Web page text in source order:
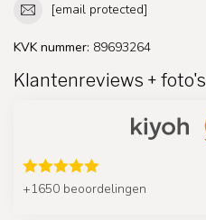
[email protected]
KVK nummer: 89693264
Klantenreviews + foto's
+1650 beoordelingen